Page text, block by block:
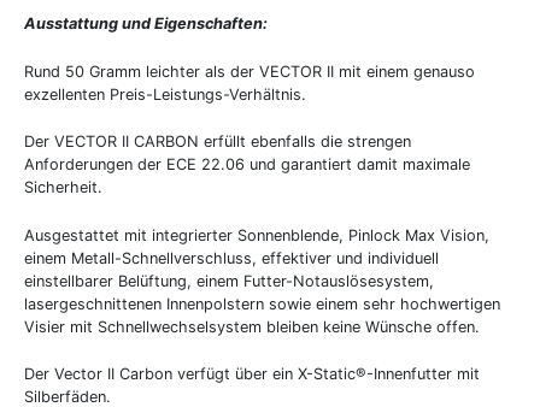
Ausstattung und Eigenschaften:
Rund 50 Gramm leichter als der VECTOR II mit einem genauso
exzellenten Preis-Leistungs-Verhältnis.
Der VECTOR II CARBON erfüllt ebenfalls die strengen
Anforderungen der ECE 22.06 und garantiert damit maximale
Sicherheit.
Ausgestattet mit integrierter Sonnenblende, Pinlock Max Vision,
einem Metall-Schnellverschluss, effektiver und individuell
einstellbarer Belüftung, einem Futter-Notauslösesystem,
lasergeschnittenen Innenpolstern sowie einem sehr hochwertigen
Visier mit Schnellwechselsystem bleiben keine Wünsche offen.
Der Vector II Carbon verfügt über ein X-Static®-Innenfutter mit
Silberfäden.